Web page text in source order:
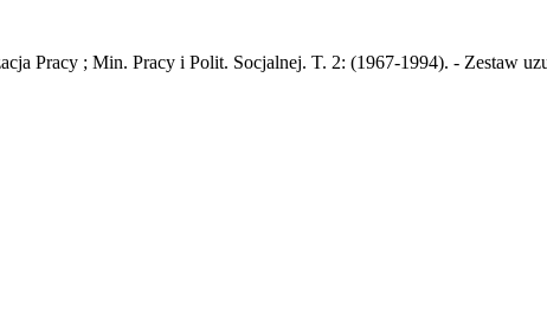
Pracy ; Min. Pracy i Polit. Socjalnej. T. 2: (1967-1994). - Zestaw